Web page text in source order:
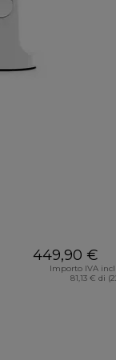
449,90 €
Importo IVA
81,13 € di